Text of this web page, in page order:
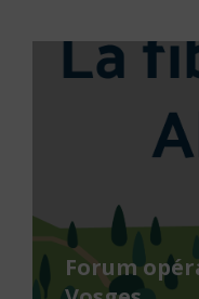
Forum